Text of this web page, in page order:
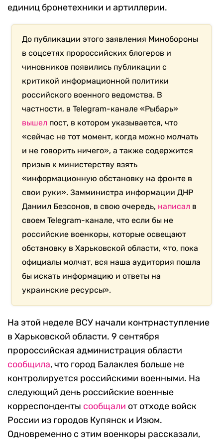
единиц бронетехники и артиллерии.
До публикации этого заявления Минобороны
в соцсетях пророссийских блогеров и
чиновников появились публикации с
критикой информационной политики
российского военного ведомства. В
частности, в Telegram-канале «Рыбарь»
вышел пост, в котором указывается, что
«сейчас не тот момент, когда можно молчать
и не говорить ничего», а также содержится
призыв к министерству взять
«информационную обстановку на фронте в
свои руки». Замминистра информации ДНР
Даниил Безсонов, в свою очередь, написал в
своем Telegram-канале, что если бы не
российские военкоры, которые освещают
обстановку в Харьковской области, «то, пока
официалы молчат, вся наша аудитория пошла
бы искать информацию и ответы на
украинские ресурсы».
На этой неделе ВСУ начали контрнаступление
в Харьковской области. 9 сентября
пророссийская администрация области
сообщила, что город Балаклея больше не
контролируется российскими военными. На
следующий день российские военные
корреспонденты сообщали от отходе войск
России из городов Купянск и Изюм.
Одновременно с этим военкоры рассказали,